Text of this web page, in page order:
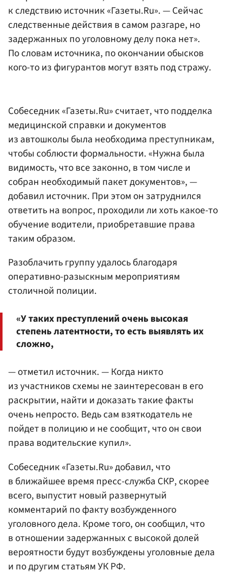
к следствию источник «Газеты.Ru». — Сейчас
следственные действия в самом разгаре, но
задержанных по уголовному делу пока нет».
По словам источника, по окончании обысков
кого-то из фигурантов могут взять под стражу.
Собеседник «Газеты.Ru» считает, что подделка
медицинской справки и документов
из автошколы была необходима преступникам,
чтобы соблюсти формальности. «Нужна была
видимость, что все законно, в том числе и
собран необходимый пакет документов», —
добавил источник. При этом он затруднился
ответить на вопрос, проходили ли хоть какое-то
обучение водители, приобретавшие права
таким образом.
Разоблачить группу удалось благодаря
оперативно-разыскным мероприятиям
столичной полиции.
«У таких преступлений очень высокая
степень латентности, то есть выявлять их
сложно,
— отметил источник. — Когда никто
из участников схемы не заинтересован в его
раскрытии, найти и доказать такие факты
очень непросто. Ведь сам взяткодатель не
пойдет в полицию и не сообщит, что он свои
права водительские купил».
Собеседник «Газеты.Ru» добавил, что
в ближайшее время пресс-служба СКР, скорее
всего, выпустит новый развернутый
комментарий по факту возбужденного
уголовного дела. Кроме того, он сообщил, что
в отношении задержанных с высокой долей
вероятности будут возбуждены уголовные дела
и по другим статьям УК РФ.